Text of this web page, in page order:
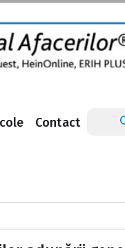
Contact